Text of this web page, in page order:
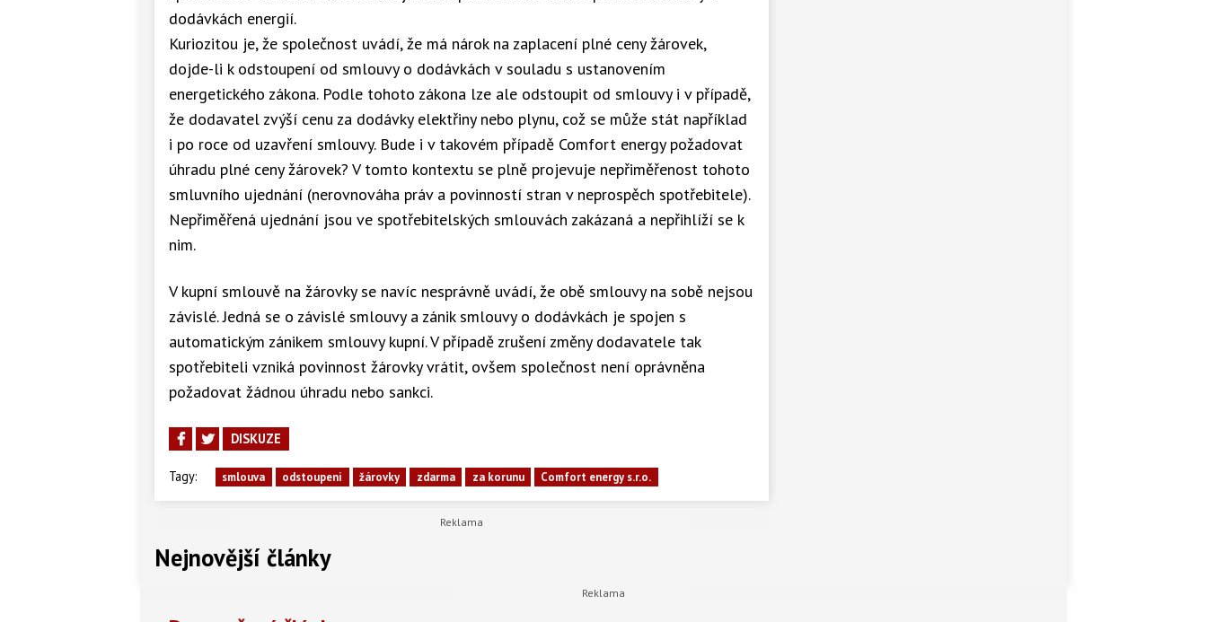
dodávkách energií.
Kuriozitou je, že společnost uvádí, že má nárok na zaplacení plné ceny žárovek,
dojde-li k odstoupení od smlouvy o dodávkách v souladu s ustanovením
energetického zákona. Podle tohoto zákona lze ale odstoupit od smlouvy i v případě,
že dodavatel zvýší cenu za dodávky elektřiny nebo plynu, což se může stát například
i po roce od uzavření smlouvy. Bude i v takovém případě Comfort energy požadovat
úhradu plné ceny žárovek? V tomto kontextu se plně projevuje nepřiměřenost tohoto
smluvního ujednání (nerovnováha práv a povinností stran v neprospěch spotřebitele).
Nepřiměřená ujednání jsou ve spotřebitelských smlouvách zakázaná a nepřihlíží se k
nim.
V kupní smlouvě na žárovky se navíc nesprávně uvádí, že obě smlouvy na sobě nejsou
závislé. Jedná se o závislé smlouvy a zánik smlouvy o dodávkách je spojen s
automatickým zánikem smlouvy kupní. V případě zrušení změny dodavatele tak
spotřebiteli vzniká povinnost žárovky vrátit, ovšem společnost není oprávněna
požadovat žádnou úhradu nebo sankci.
DISKUZE
Tagy: smlouva odstoupeni žárovky zdarma za korunu Comfort energy s.r.o.
Nejnovější články